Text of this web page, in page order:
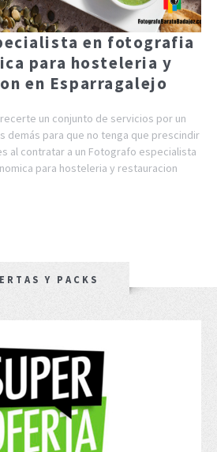
en fotografia
para hosteleria y
en Esparragalejo
un conjunto de servicios por un
demás para que no tenga que prescindir
al contratar a un Fotografo especialista
para hosteleria y restauracion
Y PACKS